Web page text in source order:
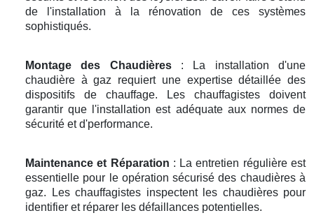
de l'installation à la rénovation de ces systèmes
sophistiqués.
Montage des Chaudières: La installation d'une
chaudière à gaz requiert une expertise détaillée des
dispositifs de chauffage. Les chauffagistes doivent
garantir que l'installation est adéquate aux normes de
sécurité et d'performance.
Maintenance et Réparation : La entretien régulière est
essentielle pour le opération sécurisé des chaudières à
gaz. Les chauffagistes inspectent les chaudières pour
identifier et réparer les défaillances potentielles.